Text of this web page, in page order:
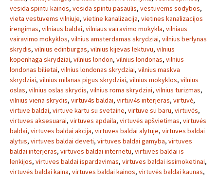
vesida spintu kainos, vesida spintu pasaulis, vestuvems sodybos,
vieta vestuvems vilniuje, vietine kanalizacija, vietines kanalizacijos
irengimas, vilniaus baldai, vilniaus vairavimo mokykla, vilniaus
vairavimo mokyklos, vilnius amsterdamas skrydziai, vilnius berlynas
skrydis, vilnius edinburgas, vilnius kijevas lektuvu, vilnius
kopenhaga skrydziai, vilnius london, vilnius londonas, vilnius
londonas bilietai, vilnius londonas skrydziai, vilnius maskva
skrydziai, vilnius milanas pigus skrydziai, vilnius mokyklos, vilnius
oslas, vilnius oslas skrydis, vilnius roma skrydziai, vilnius turizmas,
vilnius viena skrydis, virtuv4s baldai, virtuv4s interjeras, virtuvė,
virtuve baldai, virtuve kartu su svetaine, virtuve su baru, virtuvės,
virtuves aksesuarai, virtuves apdaila, virtuvės apšvietimas, virtuvės
baldai, virtuves baldai akcija, virtuves baldai alytuje, virtuves baldai
alytus, virtuves baldai deveti, virtuves baldai gamyba, virtuves
baldai interjeras, virtuves baldai internetu, virtuves baldai is
lenkijos, virtuves baldai ispardavimas, virtuves baldai issimoketinai,
virtuvės baldai kaina, virtuves baldai kainos, virtuvės baldai kaunas,